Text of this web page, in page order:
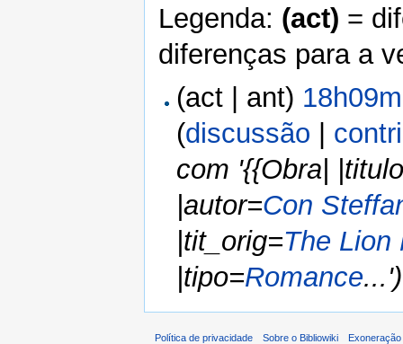
Legenda: (act) =
diferenças para a
(act | ant)
(discussão |
com '{{Obra|
|autor=Con
|tit_orig=The Lion
|tipo=Romance...')
Política de privacidade Sobre o Bibliowiki